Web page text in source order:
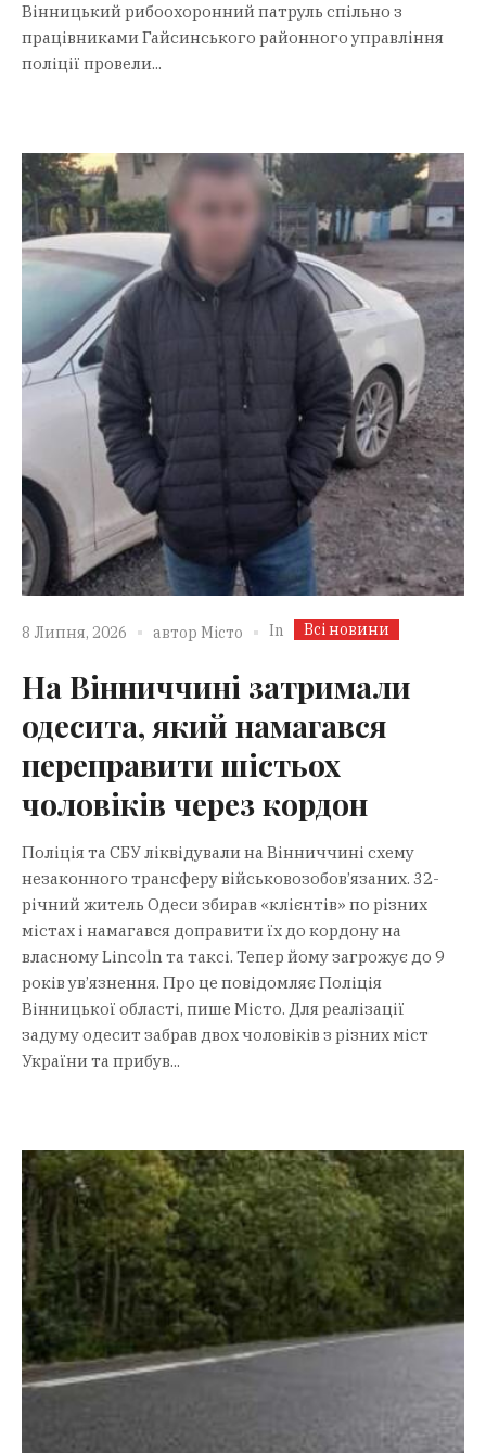
Вінницький рибоохоронний патруль спільно з
працівниками Гайсинського районного управління
поліції провели...
8 Липня, 2026 автор Місто In Всі новини
На Вінниччині затримали
одесита, який намагався
переправити шістьох
чоловіків через кордон
Поліція та СБУ ліквідували на Вінниччині схему
незаконного трансферу військовозобов’язаних. 32-
річний житель Одеси збирав «клієнтів» по різних
містах і намагався доправити їх до кордону на
власному Lincoln та таксі. Тепер йому загрожує до 9
років ув’язнення. Про це повідомляє Поліція
Вінницької області, пише Місто. Для реалізації
задуму одесит забрав двох чоловіків з різних міст
України та прибув...